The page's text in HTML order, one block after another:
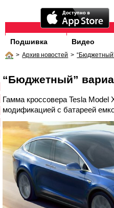
Подшивка Видео
> Архив новостей >
“Бюджетный”
Гамма кроссовера Tesla Model
модификацией с батареей